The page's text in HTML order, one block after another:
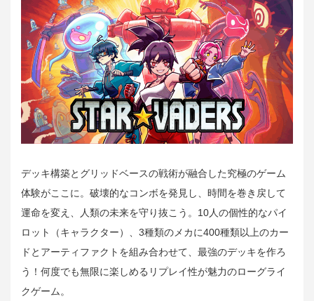
デッキ構築とグリッドベースの戦術が融合した究極のゲーム
体験がここに。破壊的なコンボを発見し、時間を巻き戻して
運命を変え、人類の未来を守り抜こう。10人の個性的なパイ
ロット（キャラクター）、3種類のメカに400種類以上のカー
ドとアーティファクトを組み合わせて、最強のデッキを作ろ
う！何度でも無限に楽しめるリプレイ性が魅力のローグライ
クゲーム。